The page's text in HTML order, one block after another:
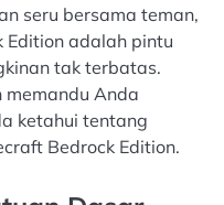
seru bersama teman,
Edition adalah pintu
tak terbatas.
memandu Anda
ketahui tentang
Bedrock Edition.